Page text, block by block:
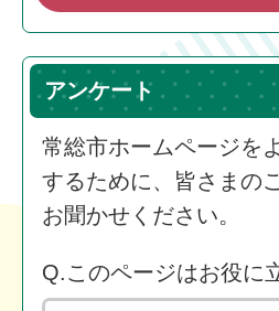
アンケート
常総市ホームページを
するために、皆さまの
お聞かせください。
Q.このページはお役に